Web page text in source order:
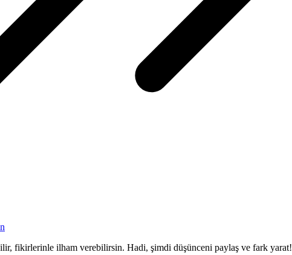
fikirlerinle ilham verebilirsin. Hadi, şimdi düşünceni paylaş ve fark yarat!